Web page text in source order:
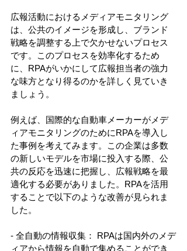
広報活動におけるメディアモニタリング
は、公共のイメージを形成し、ブランド
戦略を調整する上で欠かせないプロセス
です。このプロセスを効率化するため
に、RPAがいかにして広報担当者の強力
な味方となり得るのかを詳しく見ていき
ましょう。
例えば、国際的な自動車メーカーがメデ
ィアモニタリングのためにRPAを導入し
た事例を考えてみます。この企業は多数
の新しいモデルを市場に投入する際、公
共の反応を迅速に把握し、広報戦略を最
適化する必要がありました。RPAを活用
することで以下のような改善が見られま
した。
- 全自動の情報収集： RPAは国内外のメデ
ィアから情報を自動で集めることができ